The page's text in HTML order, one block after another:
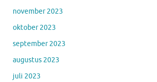
november 2023
oktober 2023
september 2023
augustus 2023
juli 2023